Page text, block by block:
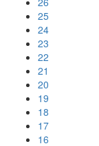
25
24
23
22
21
20
19
18
17
16